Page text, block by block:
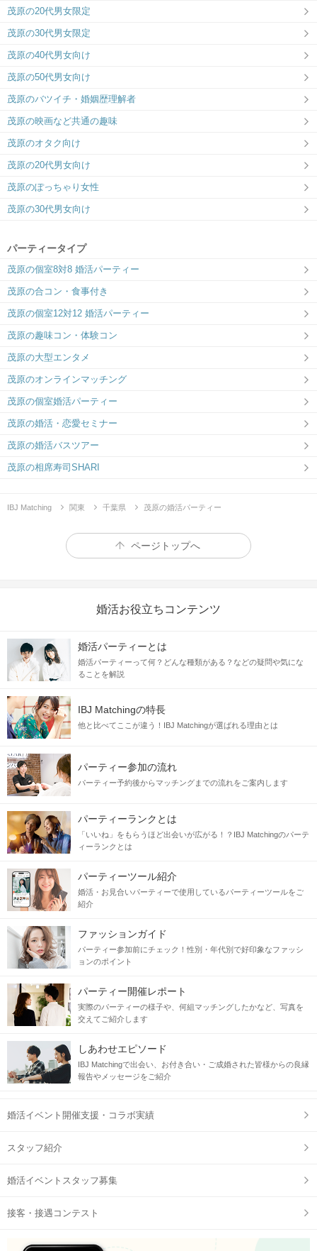
茂原の20代男女限定
茂原の30代男女限定
茂原の40代男女向け
茂原の50代男女向け
茂原のバツイチ・婚姻歴理解者
茂原の映画など共通の趣味
茂原のオタク向け
茂原の20代男女向け
茂原のぽっちゃり女性
茂原の30代男女向け
パーティータイプ
茂原の個室8対8 婚活パーティー
茂原の合コン・食事付き
茂原の個室12対12 婚活パーティー
茂原の趣味コン・体験コン
茂原の大型エンタメ
茂原のオンラインマッチング
茂原の個室婚活パーティー
茂原の婚活・恋愛セミナー
茂原の婚活バスツアー
茂原の相席寿司SHARI
IBJ Matching 関東 千葉県 茂原の婚活パーティー
ページトップへ
婚活お役立ちコンテンツ
婚活パーティーとは
婚活パーティーって何？どんな種類がある？などの疑問や気にな
ることを解説
IBJ Matchingの特長
他と比べてここが違う！IBJ Matchingが選ばれる理由とは
パーティー参加の流れ
パーティー予約後からマッチングまでの流れをご案内します
パーティーランクとは
「いいね」をもらうほど出会いが広がる！？IBJ Matchingのパーテ
ィーランクとは
パーティーツール紹介
婚活・お見合いパーティーで使用しているパーティーツールをご
紹介
ファッションガイド
パーティー参加前にチェック！性別・年代別で好印象なファッシ
ョンのポイント
パーティー開催レポート
実際のパーティーの様子や、何組マッチングしたかなど、写真を
交えてご紹介します
しあわせエピソード
IBJ Matchingで出会い、お付き合い・ご成婚された皆様からの良縁
報告やメッセージをご紹介
婚活イベント開催支援・コラボ実績
スタッフ紹介
婚活イベントスタッフ募集
接客・接遇コンテスト